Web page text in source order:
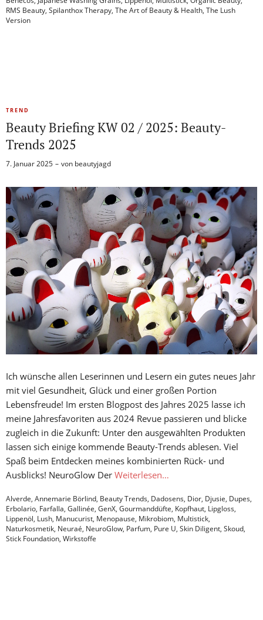
RMS Beauty, Spilanthox Therapy, The Art of Beauty & Health, The Lush
Version
TREND
Beauty Briefing KW 02 / 2025: Beauty-
Trends 2025
7. Januar 2025 von beautyjagd
Ich wünsche allen Leserinnen und Lesern ein gutes neues Jahr
mit viel Gesundheit, Glück und einer großen Portion
Lebensfreude! Im ersten Blogpost des Jahres 2025 lasse ich
meine Jahresfavoriten aus 2024 Revue passieren und blicke
zugleich in die Zukunft: Unter den ausgewählten Produkten
lassen sich einige kommende Beauty-Trends ablesen. Viel
Spaß beim Entdecken meines kombinierten Rück- und
Ausblicks! NeuroGlow Der Weiterlesen…
Alverde, Annemarie Börlind, Beauty Trends, Dadosens, Dior, Djusie, Dupes,
Erbolario, Farfalla, Gallinée, GenX, Gourmanddüfte, Kopfhaut, Lipgloss,
Lippenöl, Lush, Manucurist, Menopause, Mikrobiom, Multistick,
Naturkosmetik, Neuraé, NeuroGlow, Parfum, Pure U, Skin Diligent, Skoud,
Stick Foundation, Wirkstoffe